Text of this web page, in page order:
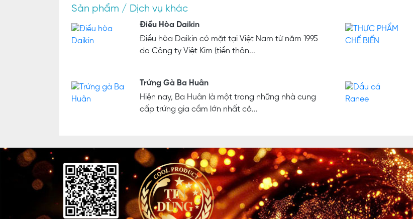
Sản phẩm / Dịch vụ khác
Điều Hòa Daikin
Điều hòa Daikin có mặt tại Việt Nam từ năm 1995
do Công ty Việt Kim (tiền thân...
Trứng Gà Ba Huân
Hiện nay, Ba Huân là một trong những nhà cung
cấp trứng gia cầm lớn nhất cả...